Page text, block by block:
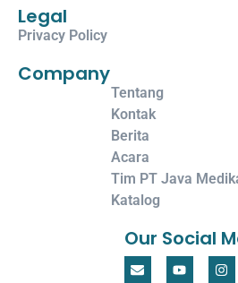
Legal
Privacy Policy
Tentang
Kontak
Berita
Acara
Tim PT Java
Katalog
Company
Our Social